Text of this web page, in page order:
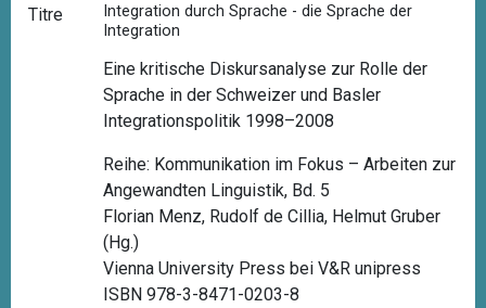
Titre
Integration durch Sprache - die Sprache der
Integration
Eine kritische Diskursanalyse zur Rolle der
Sprache in der Schweizer und Basler
Integrationspolitik 1998–2008
Reihe: Kommunikation im Fokus – Arbeiten zur
Angewandten Linguistik, Bd. 5
Florian Menz, Rudolf de Cillia, Helmut Gruber
(Hg.)
Vienna University Press bei V&R unipress
ISBN 978-3-8471-0203-8